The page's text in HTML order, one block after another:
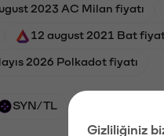
2023 AC Milan fiyatı
12 august 2021 Bat
2026 Polkadot fiyatı
SYN/TL
Gizliliğiniz